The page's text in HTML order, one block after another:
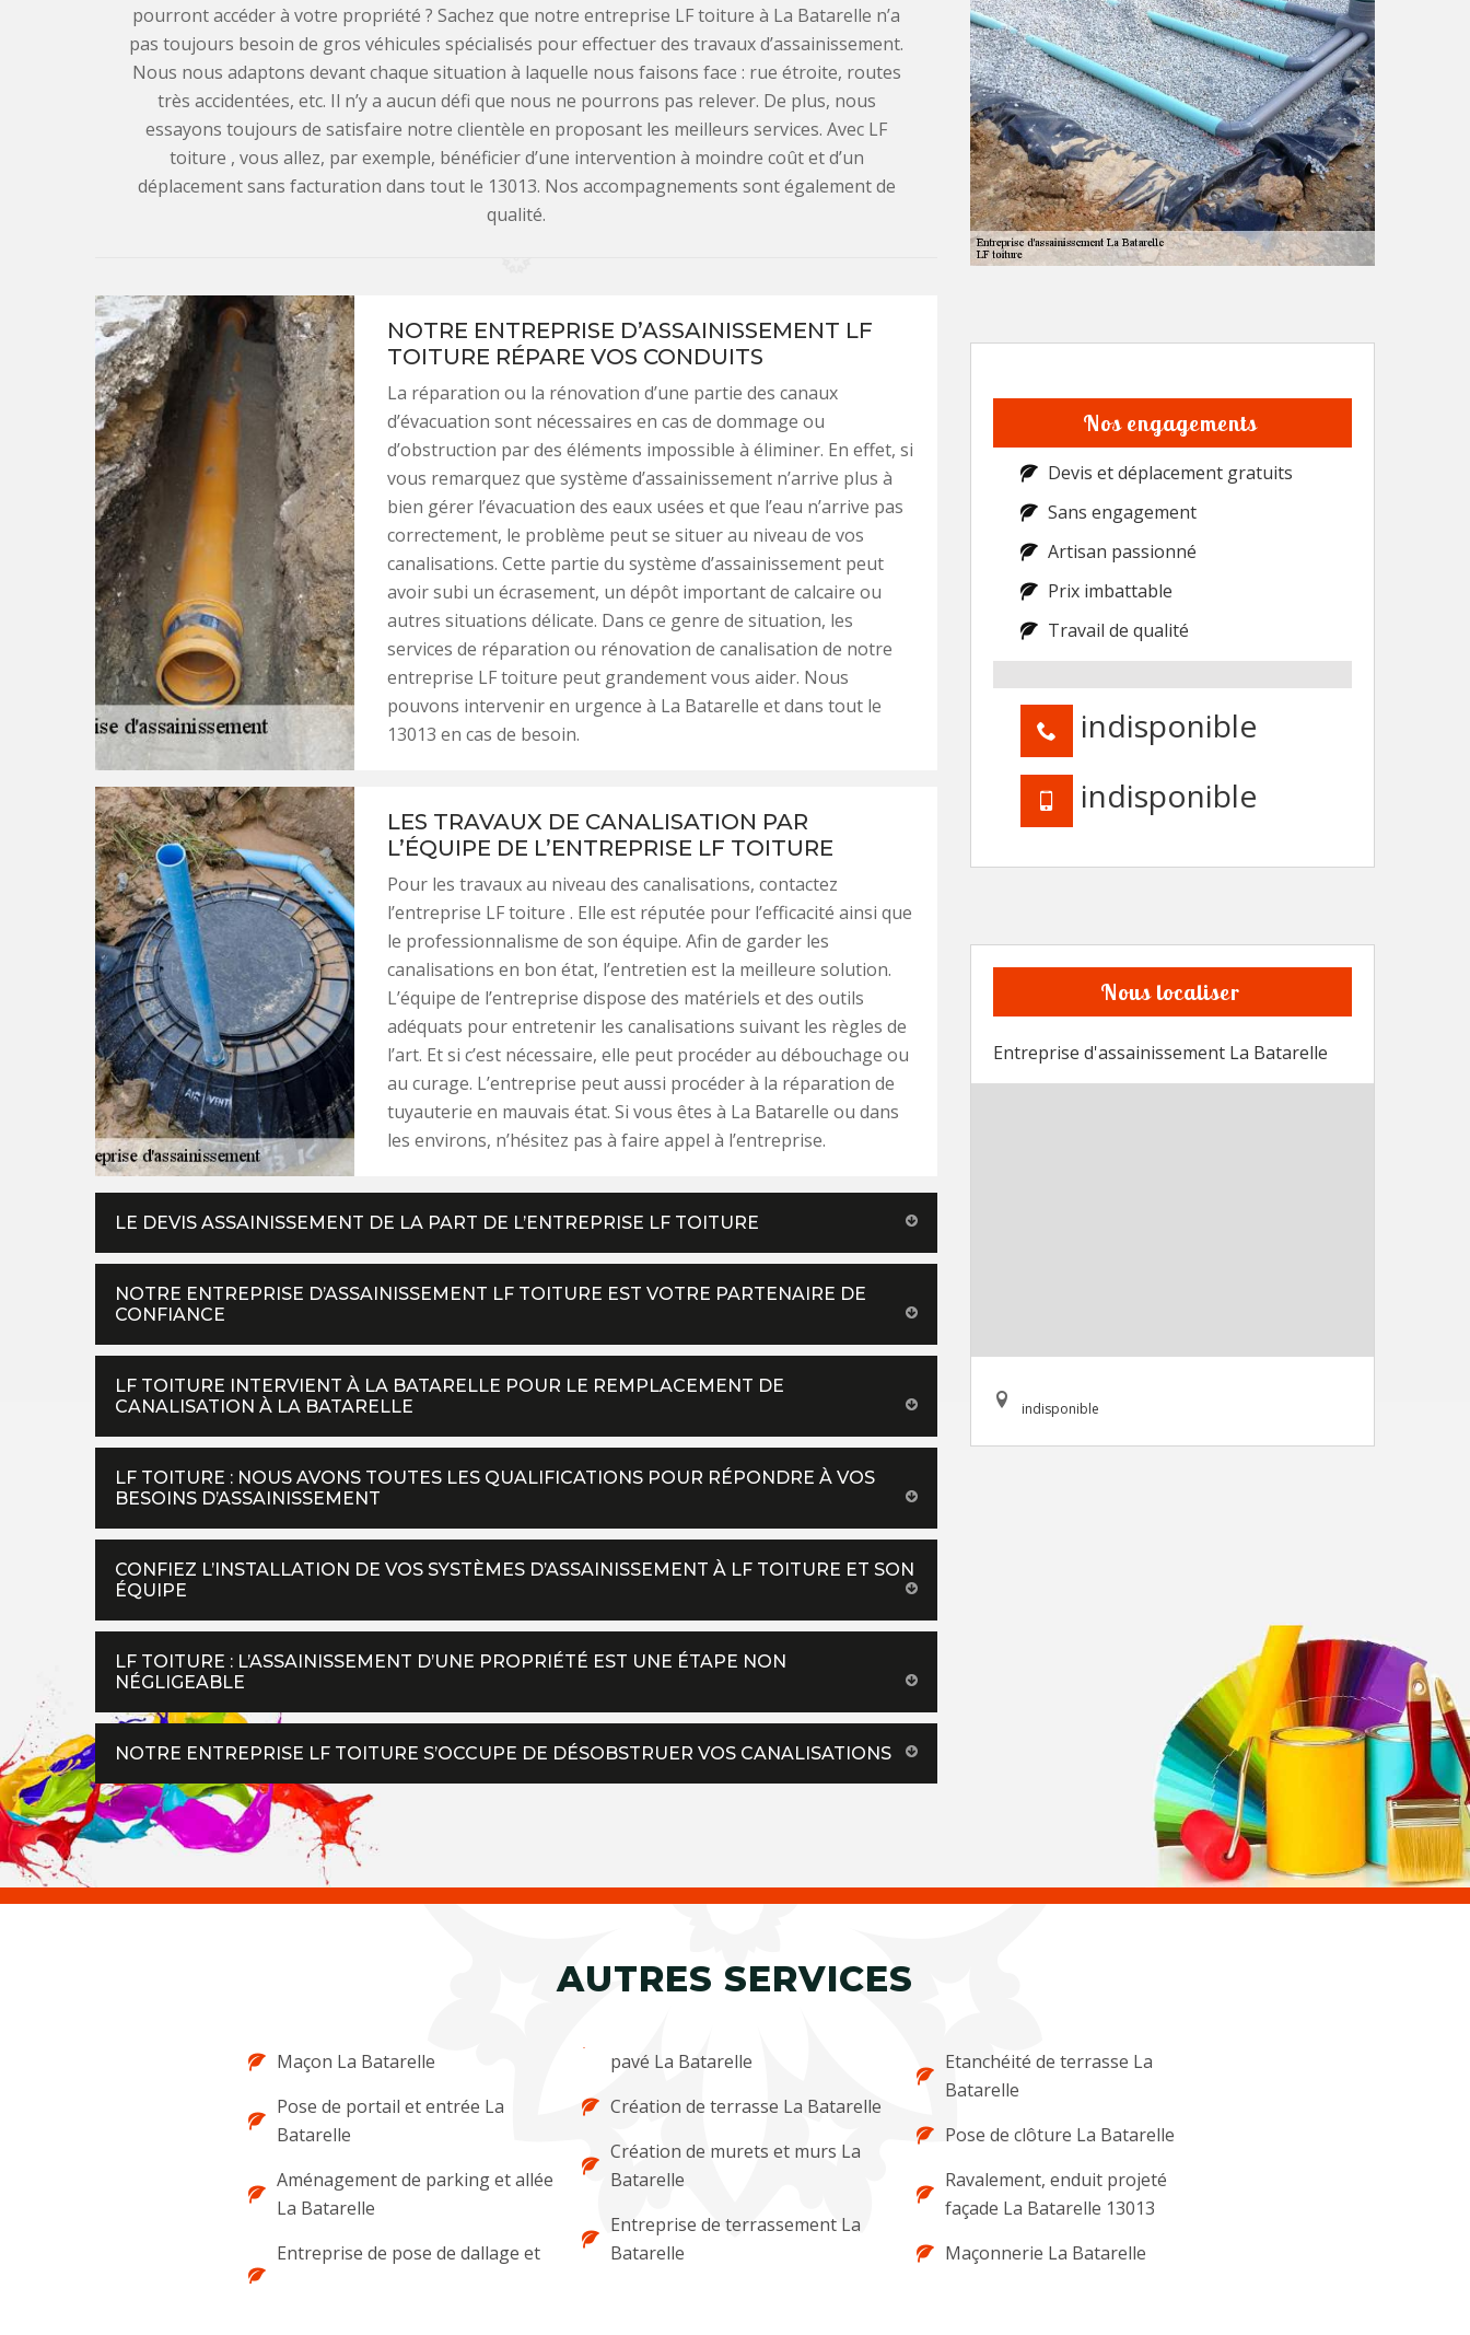
pourront accéder à votre propriété ? Sachez que notre entreprise LF toiture à La Batarelle n’a
pas toujours besoin de gros véhicules spécialisés pour effectuer des travaux d’assainissement.
Nous nous adaptons devant chaque situation à laquelle nous faisons face : rue étroite, routes
très accidentées, etc. Il n’y a aucun défi que nous ne pourrons pas relever. De plus, nous
essayons toujours de satisfaire notre clientèle en proposant les meilleurs services. Avec LF
toiture , vous allez, par exemple, bénéficier d’une intervention à moindre coût et d’un
déplacement sans facturation dans tout le 13013. Nos accompagnements sont également de
qualité.
NOTRE ENTREPRISE D’ASSAINISSEMENT LF
TOITURE RÉPARE VOS CONDUITS
La réparation ou la rénovation d’une partie des canaux
d’évacuation sont nécessaires en cas de dommage ou
d’obstruction par des éléments impossible à éliminer. En effet, si
vous remarquez que système d’assainissement n’arrive plus à
bien gérer l’évacuation des eaux usées et que l’eau n’arrive pas
correctement, le problème peut se situer au niveau de vos
canalisations. Cette partie du système d’assainissement peut
avoir subi un écrasement, un dépôt important de calcaire ou
autres situations délicate. Dans ce genre de situation, les
services de réparation ou rénovation de canalisation de notre
entreprise LF toiture peut grandement vous aider. Nous
pouvons intervenir en urgence à La Batarelle et dans tout le
13013 en cas de besoin.
LES TRAVAUX DE CANALISATION PAR
L’ÉQUIPE DE L’ENTREPRISE LF TOITURE
Pour les travaux au niveau des canalisations, contactez
l’entreprise LF toiture . Elle est réputée pour l’efficacité ainsi que
le professionnalisme de son équipe. Afin de garder les
canalisations en bon état, l’entretien est la meilleure solution.
L’équipe de l’entreprise dispose des matériels et des outils
adéquats pour entretenir les canalisations suivant les règles de
l’art. Et si c’est nécessaire, elle peut procéder au débouchage ou
au curage. L’entreprise peut aussi procéder à la réparation de
tuyauterie en mauvais état. Si vous êtes à La Batarelle ou dans
les environs, n’hésitez pas à faire appel à l’entreprise.
LE DEVIS ASSAINISSEMENT DE LA PART DE L’ENTREPRISE LF TOITURE
NOTRE ENTREPRISE D’ASSAINISSEMENT LF TOITURE EST VOTRE PARTENAIRE DE
CONFIANCE
LF TOITURE INTERVIENT À LA BATARELLE POUR LE REMPLACEMENT DE
CANALISATION À LA BATARELLE
LF TOITURE : NOUS AVONS TOUTES LES QUALIFICATIONS POUR RÉPONDRE À VOS
BESOINS D’ASSAINISSEMENT
CONFIEZ L’INSTALLATION DE VOS SYSTÈMES D’ASSAINISSEMENT À LF TOITURE ET SON
ÉQUIPE
LF TOITURE : L’ASSAINISSEMENT D’UNE PROPRIÉTÉ EST UNE ÉTAPE NON
NÉGLIGEABLE
NOTRE ENTREPRISE LF TOITURE S’OCCUPE DE DÉSOBSTRUER VOS CANALISATIONS
Nos engagements
Devis et déplacement gratuits
Sans engagement
Artisan passionné
Prix imbattable
Travail de qualité
indisponible
indisponible
Nous localiser
Entreprise d'assainissement La Batarelle
indisponible
AUTRES SERVICES
Maçon La Batarelle
Pose de portail et entrée La
Batarelle
Aménagement de parking et allée
La Batarelle
Entreprise de pose de dallage et
pavé La Batarelle
Création de terrasse La Batarelle
Création de murets et murs La
Batarelle
Entreprise de terrassement La
Batarelle
Etanchéité de terrasse La
Batarelle
Pose de clôture La Batarelle
Ravalement, enduit projeté
façade La Batarelle 13013
Maçonnerie La Batarelle